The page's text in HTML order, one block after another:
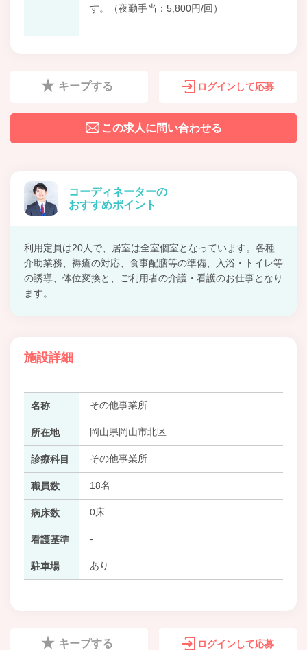
す。（夜勤手当：5,800円/回）
キープする ログインして応募
この求人に問い合わせる
コーディネーターの
おすすめポイント
利用定員は20人で、居室は全室個室となっています。各種
介助業務、褥瘡の対応、食事配膳等の準備、入浴・トイレ等
の誘導、体位変換と、ご利用者の介護・看護のお仕事となり
ます。
施設詳細
名称 その他事業所
所在地 岡山県岡山市北区
診療科目 その他事業所
職員数 18名
病床数 0床
看護基準 -
駐車場 あり
キープする ログインして応募